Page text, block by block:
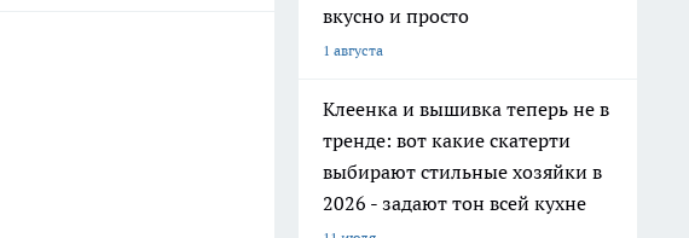
вкусно и просто
1 августа
Клеенка и вышивка теперь не в
тренде: вот какие скатерти
выбирают стильные хозяйки в
2026 - задают тон всей кухне